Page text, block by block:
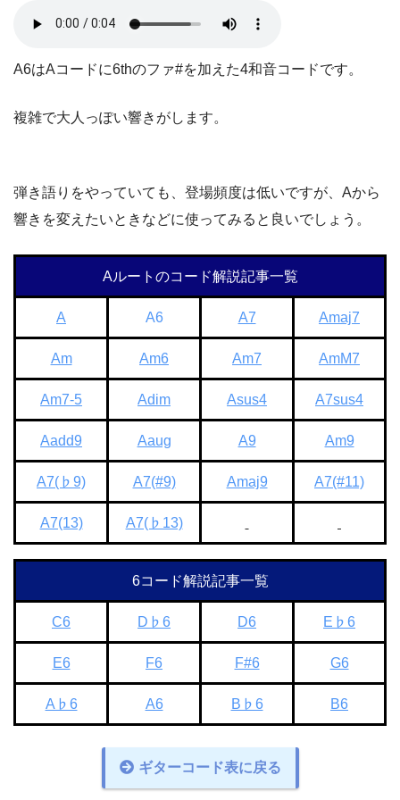
A6はAコードに6thのファ#を加えた4和音コードです。
複雑で大人っぽい響きがします。
弾き語りをやっていても、登場頻度は低いですが、Aから
響きを変えたいときなどに使ってみると良いでしょう。
Aルートのコード解説記事一覧
A A6 A7 Amaj7
Am Am6 Am7 AmM7
Am7-5 Adim Asus4 A7sus4
Aadd9 Aaug A9 Am9
A7(♭9) A7(#9) Amaj9 A7(#11)
A7(13) A7(♭13)
6コード解説記事一覧
C6 D♭6 D6 E♭6
E6 F6 F#6 G6
A♭6 A6 B♭6 B6
ギターコード表に戻る